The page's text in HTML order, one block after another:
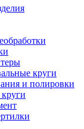
круги
и полировки